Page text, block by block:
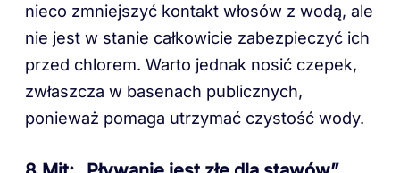
nieco zmniejszyć kontakt włosów z wodą, ale
nie jest w stanie całkowicie zabezpieczyć ich
przed chlorem. Warto jednak nosić czepek,
zwłaszcza w basenach publicznych,
ponieważ pomaga utrzymać czystość wody.